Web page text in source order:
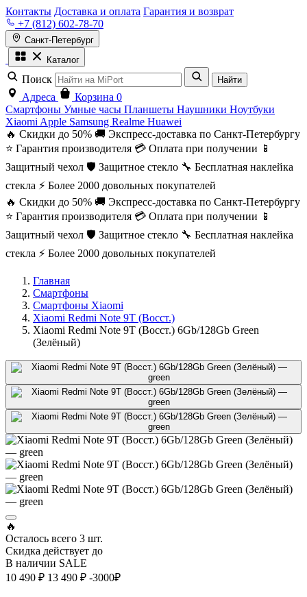
Контакты Доставка и оплата Гарантия и возврат
+7 (812) 602-78-70
Санкт-Петербург
Каталог
Поиск Найти
Адреса Корзина 0
Смартфоны Умные часы Планшеты Наушники Ноутбуки
Xiaomi Apple Samsung Realme Huawei
🔥 Скидки до 50% 🚚 Экспресс-доставка по Санкт-Петербургу
⭐ Гарантия производителя 💳 Оплата при получении 📱
Защитный чехол 🛡️ Защитное стекло 🔧 Бесплатная наклейка
стекла ⚡ Более 2000 довольных покупателей
🔥 Скидки до 50% 🚚 Экспресс-доставка по Санкт-Петербургу
⭐ Гарантия производителя 💳 Оплата при получении 📱
Защитный чехол 🛡️ Защитное стекло 🔧 Бесплатная наклейка
стекла ⚡ Более 2000 довольных покупателей
Главная
Смартфоны
Смартфоны Xiaomi
Xiaomi Redmi Note 9T (Восст.)
Xiaomi Redmi Note 9T (Восст.) 6Gb/128Gb Green
(Зелёный)
🔥
Осталось всего 3 шт.
Скидка действует до
В наличии SALE
10 490 ₽ 13 490 ₽ -3000₽